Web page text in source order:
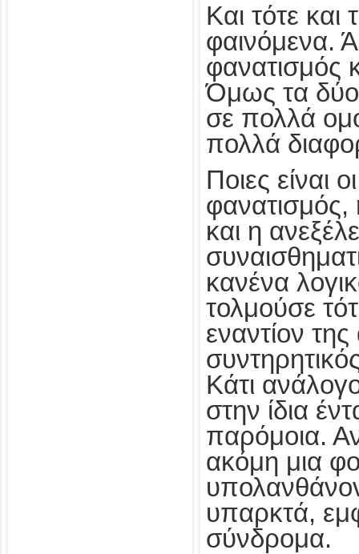
Και τότε και
φαινόμενα.
φανατισμός
Όμως τα δύο
σε πολλά
πολλά
Ποιες είναι
και η
κανένα
τολμούσε
εναντίον
Κάτι
στην ίδια
παρόμοια.
ακόμη μια
υπαρκτά,
σύνδρομα.